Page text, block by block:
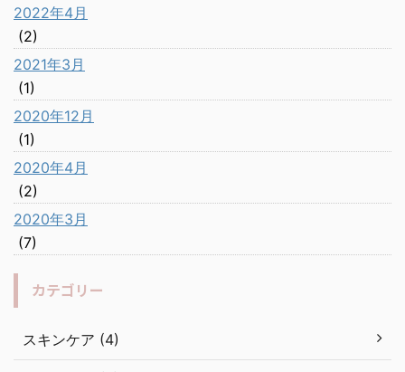
2022年4月
(2)
2021年3月
(1)
2020年12月
(1)
2020年4月
(2)
2020年3月
(7)
カテゴリー
スキンケア (4)